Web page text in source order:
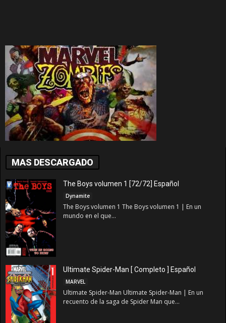
MAS DESCARGADO
The Boys volumen 1 [72/72] Español
Dynamite
The Boys volumen 1 The Boys volumen 1 | En un
mundo en el que...
Ultimate Spider-Man [ Completo ] Español
MARVEL
Ultimate Spider-Man Ultimate Spider-Man | En un
recuento de la saga de Spider Man que...